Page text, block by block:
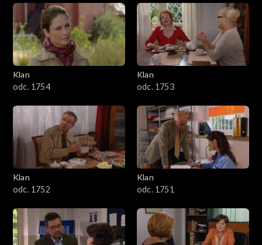
Klan
odc. 1754
Klan
odc. 1753
Klan
odc. 1752
Klan
odc. 1751